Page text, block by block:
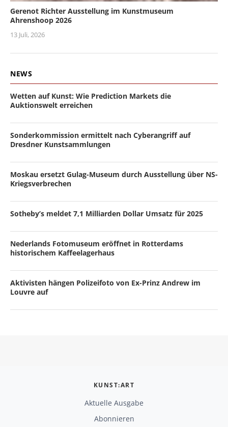
Gerenot Richter Ausstellung im Kunstmuseum
Ahrenshoop 2026
13 Juli, 2026
NEWS
Wetten auf Kunst: Wie Prediction Markets die
Auktionswelt erreichen
Sonderkommission ermittelt nach Cyberangriff auf
Dresdner Kunstsammlungen
Moskau ersetzt Gulag-Museum durch Ausstellung über NS-
Kriegsverbrechen
Sotheby’s meldet 7,1 Milliarden Dollar Umsatz für 2025
Nederlands Fotomuseum eröffnet in Rotterdams
historischem Kaffeelagerhaus
Aktivisten hängen Polizeifoto von Ex-Prinz Andrew im
Louvre auf
KUNST:ART
Aktuelle Ausgabe
Abonnieren